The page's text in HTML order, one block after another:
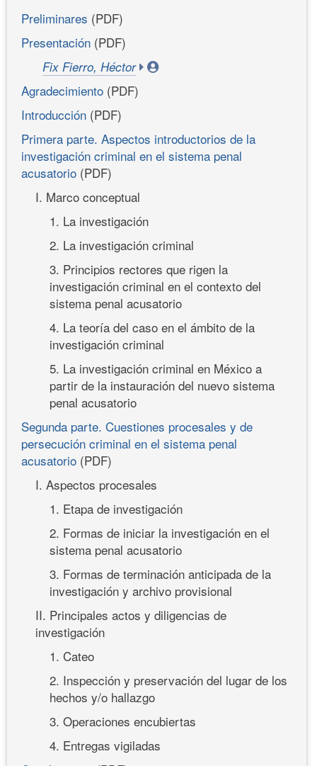
Preliminares (PDF)
Presentación (PDF)
Fix Fierro, Héctor
Agradecimiento (PDF)
Introducción (PDF)
Primera parte. Aspectos introductorios de la
investigación criminal en el sistema penal
acusatorio (PDF)
I. Marco conceptual
1. La investigación
2. La investigación criminal
3. Principios rectores que rigen la
investigación criminal en el contexto del
sistema penal acusatorio
4. La teoría del caso en el ámbito de la
investigación criminal
5. La investigación criminal en México a
partir de la instauración del nuevo sistema
penal acusatorio
Segunda parte. Cuestiones procesales y de
persecución criminal en el sistema penal
acusatorio (PDF)
I. Aspectos procesales
1. Etapa de investigación
2. Formas de iniciar la investigación en el
sistema penal acusatorio
3. Formas de terminación anticipada de la
investigación y archivo provisional
II. Principales actos y diligencias de
investigación
1. Cateo
2. Inspección y preservación del lugar de los
hechos y/o hallazgo
3. Operaciones encubiertas
4. Entregas vigiladas